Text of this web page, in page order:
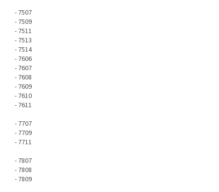
- 7507
- 7509
- 7511
- 7513
- 7514
- 7606
- 7607
- 7608
- 7609
- 7610
- 7611
- 7707
- 7709
- 7711
- 7807
- 7808
- 7809